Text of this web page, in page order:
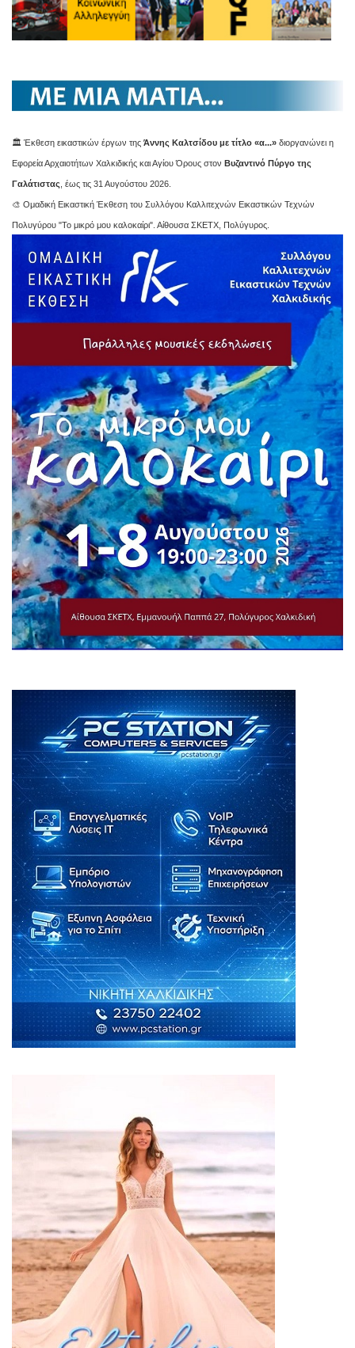
🏛️ Έκθεση εικαστικών έργων της Άννης Καλτσίδου με τίτλο «α...» διοργανώνει η
Εφορεία Αρχαιοτήτων Χαλκιδικής και Αγίου Όρους στον Βυζαντινό Πύργο της
Γαλάτιστας , έως τις 31 Αυγούστου 2026.
🎨 Ομαδική Εικαστική Έκθεση του Συλλόγου Καλλιτεχνών Εικαστικών Τεχνών
Πολυγύρου "Το μικρό μου καλοκαίρι". Αίθουσα ΣΚΕΤΧ, Πολύγυρος.